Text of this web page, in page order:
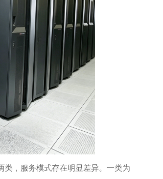
，服务模式存在明显差异。一类为